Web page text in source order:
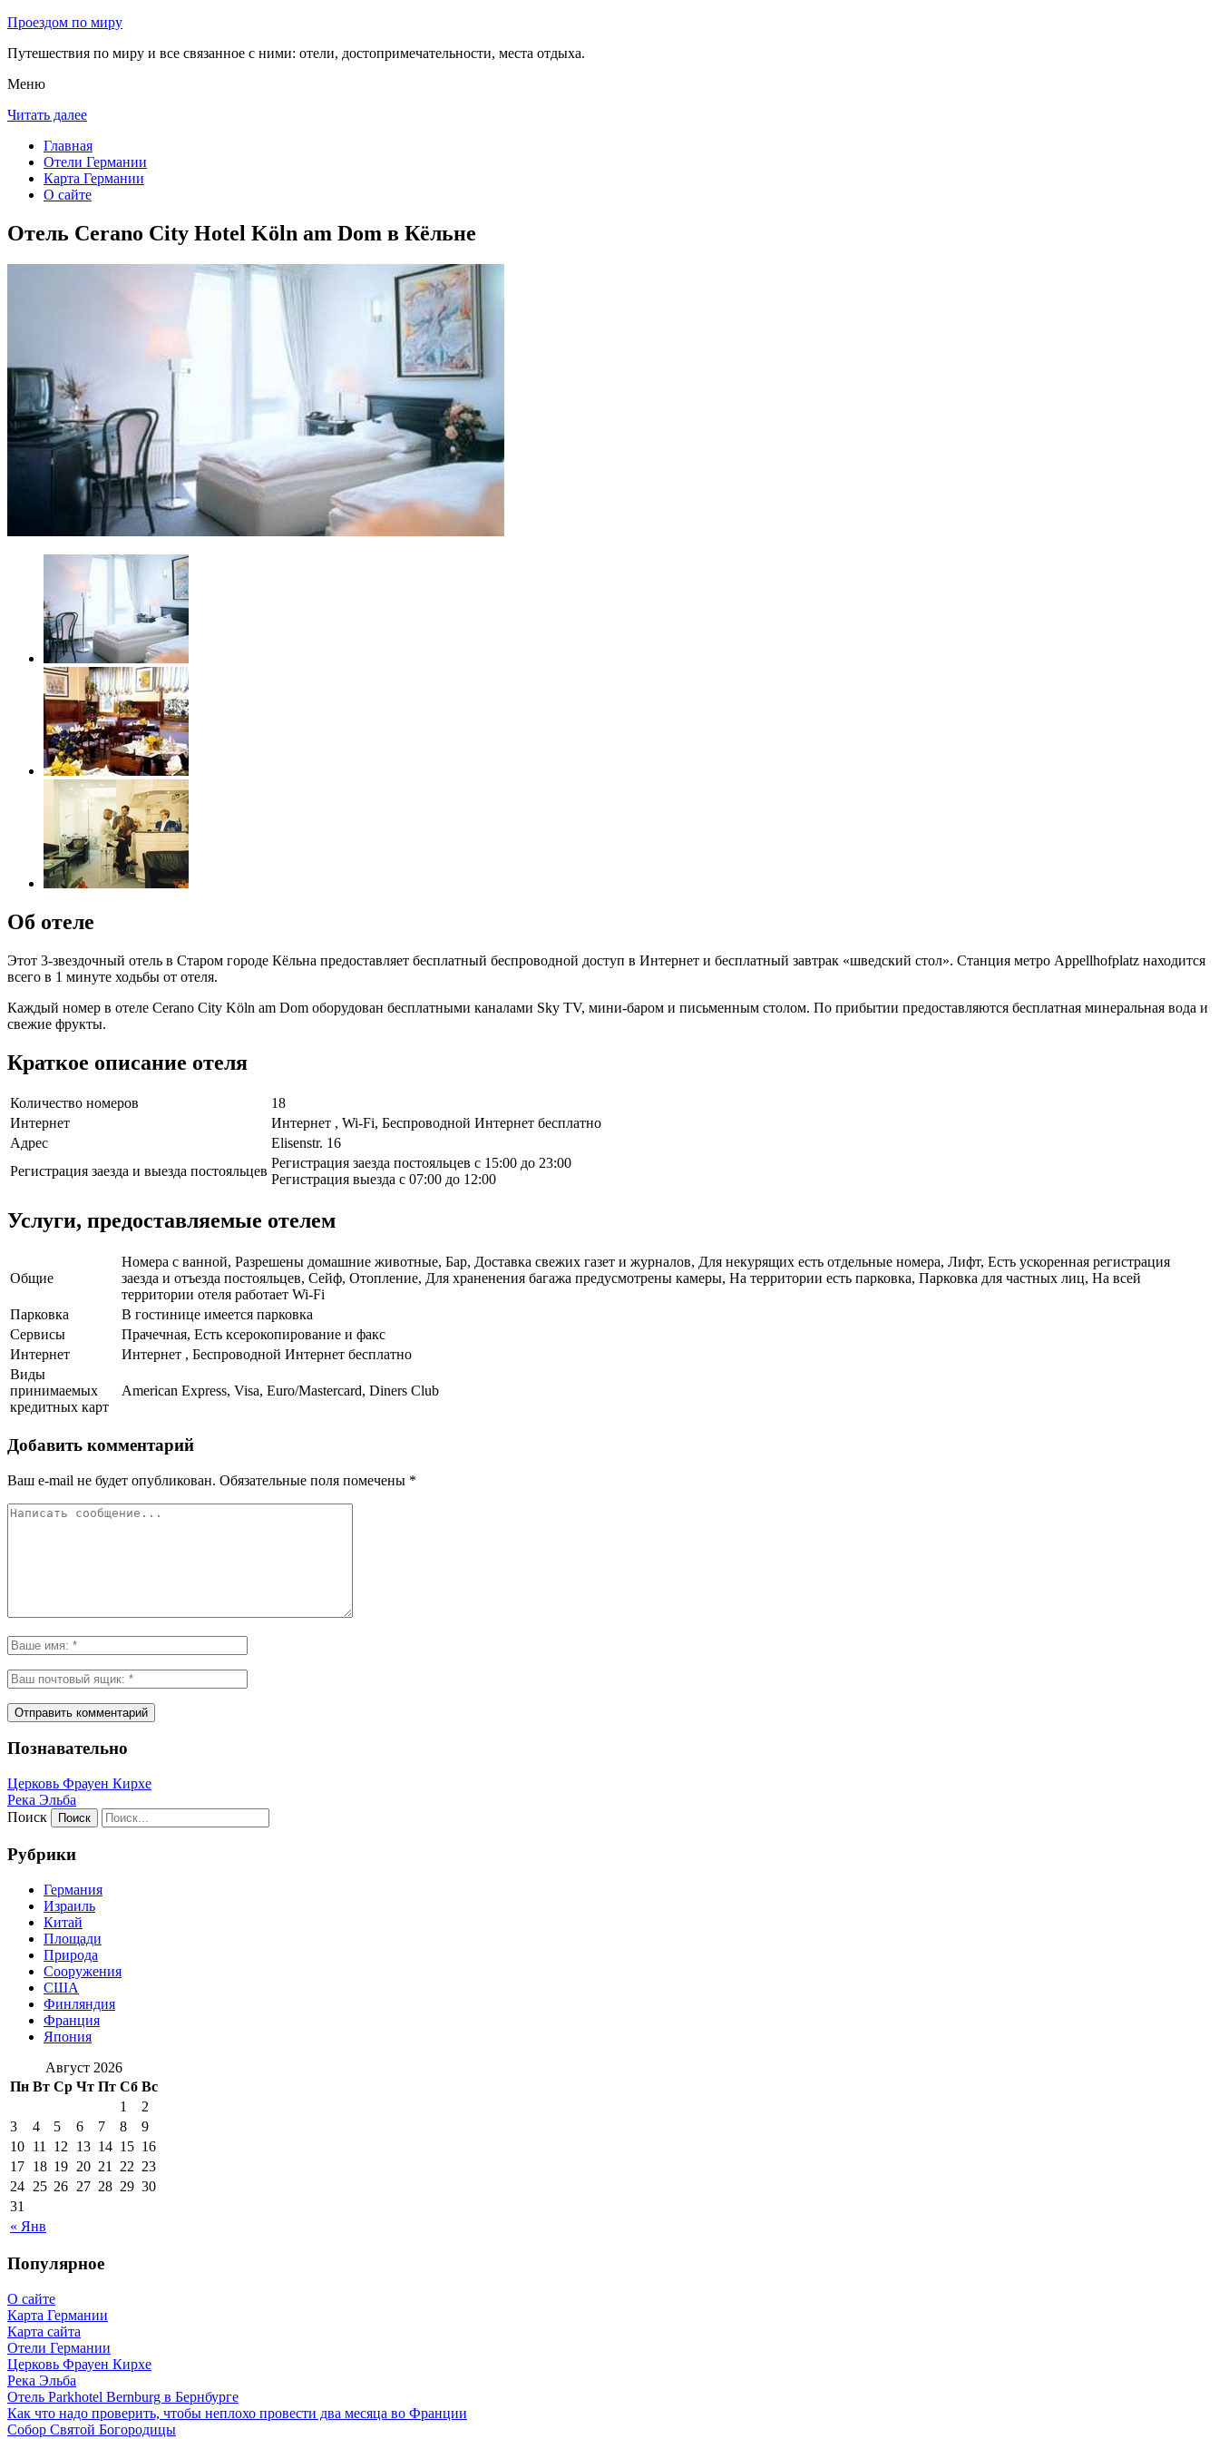
Проездом по миру
Путешествия по миру и все связанное с ними: отели, достопримечательности, места отдыха.
Меню
Читать далее
Главная
Отели Германии
Карта Германии
О сайте
Отель Cerano City Hotel Köln am Dom в Кёльне
Об отеле
Этот 3-звездочный отель в Старом городе Кёльна предоставляет бесплатный беспроводной доступ в Интернет и бесплатный завтрак «шведский стол». Станция метро Appellhofplatz находится
всего в 1 минуте ходьбы от отеля.
Каждый номер в отеле Cerano City Köln am Dom оборудован бесплатными каналами Sky TV, мини-баром и письменным столом. По прибытии предоставляются бесплатная минеральная вода и
свежие фрукты.
Краткое описание отеля
Количество номеров
18
Интернет
Интернет , Wi-Fi, Беспроводной Интернет бесплатно
Адрес
Elisenstr. 16
Регистрация заезда и выезда постояльцев
Регистрация заезда постояльцев с 15:00 до 23:00
Регистрация выезда с 07:00 до 12:00
Услуги, предоставляемые отелем
Общие
Номера с ванной, Разрешены домашние животные, Бар, Доставка свежих газет и журналов, Для некурящих есть отдельные номера, Лифт, Есть ускоренная регистрация
заезда и отъезда постояльцев, Сейф, Отопление, Для храненения багажа предусмотрены камеры, На территории есть парковка, Парковка для частных лиц, На всей
территории отеля работает Wi-Fi
Парковка
В гостинице имеется парковка
Сервисы
Прачечная, Есть ксерокопирование и факс
Интернет
Интернет , Беспроводной Интернет бесплатно
Виды
принимаемых
кредитных карт
American Express, Visa, Euro/Mastercard, Diners Club
Добавить комментарий
Ваш e-mail не будет опубликован. Обязательные поля помечены *
Познавательно
Церковь Фрауен Кирхе
Река Эльба
Поиск
Рубрики
Германия
Израиль
Китай
Площади
Природа
Сооружения
США
Финляндия
Франция
Япония
Август 2026
Пн Вт Ср Чт Пт Сб Вс
« Янв
1
2
3
4 5 6 7 8
9
10 11 12 13 14 15 16
17 18 19 20 21 22 23
24 25 26 27 28 29 30
31
Популярное
О сайте
Карта Германии
Карта сайта
Отели Германии
Церковь Фрауен Кирхе
Река Эльба
Отель Parkhotel Bernburg в Бернбурге
Как что надо проверить, чтобы неплохо провести два месяца во Франции
Собор Святой Богородицы